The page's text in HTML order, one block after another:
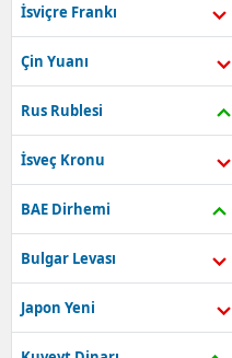
İsviçre Frankı
Çin Yuanı
Rus Rublesi
İsveç Kronu
BAE Dirhemi
Bulgar Levası
Japon Yeni